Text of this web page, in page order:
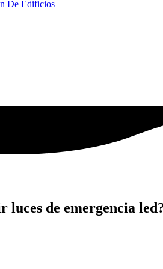
De Edificios
luces de emergencia